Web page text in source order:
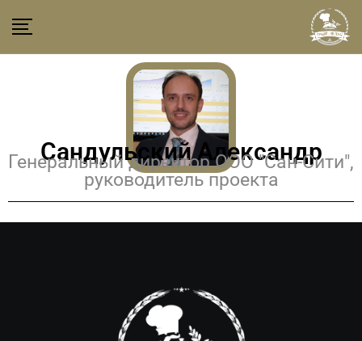
Сандульский Александр
Генеральный директор ООО "Сан-Сити",
руководитель проекта